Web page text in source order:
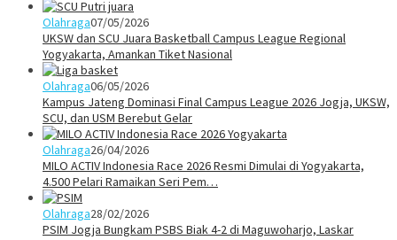
Olahraga07/05/2026
UKSW dan SCU Juara Basketball Campus League Regional
Yogyakarta, Amankan Tiket Nasional
Olahraga06/05/2026
Kampus Jateng Dominasi Final Campus League 2026 Jogja, UKSW,
SCU, dan USM Berebut Gelar
Olahraga26/04/2026
MILO ACTIV Indonesia Race 2026 Resmi Dimulai di Yogyakarta,
4.500 Pelari Ramaikan Seri Pem…
Olahraga28/02/2026
PSIM Jogja Bungkam PSBS Biak 4-2 di Maguwoharjo, Laskar